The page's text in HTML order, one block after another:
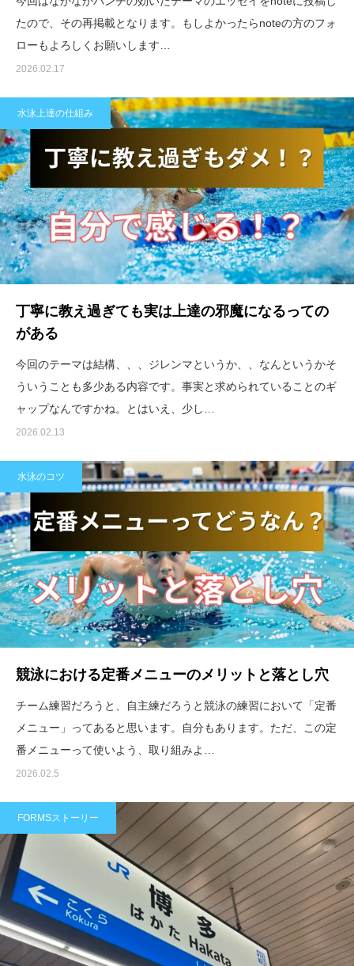
たので、その再掲載となります。もしよかったらnoteの方のフォ
ローもよろしくお願いします…
2026.02.17
水泳上達の仕組み
丁寧に教え過ぎても実は上達の邪魔になるっての
がある
今回のテーマは結構、、、ジレンマというか、、なんというかそ
ういうことも多少ある内容です。事実と求められていることのギ
ャップなんですかね。とはいえ、少し…
2026.02.13
水泳のコツ
競泳における定番メニューのメリットと落とし穴
チーム練習だろうと、自主練だろうと競泳の練習において「定番
メニュー」ってあると思います。自分もあります。ただ、この定
番メニューって使いよう、取り組みよ…
2026.02.5
FORMSストーリー